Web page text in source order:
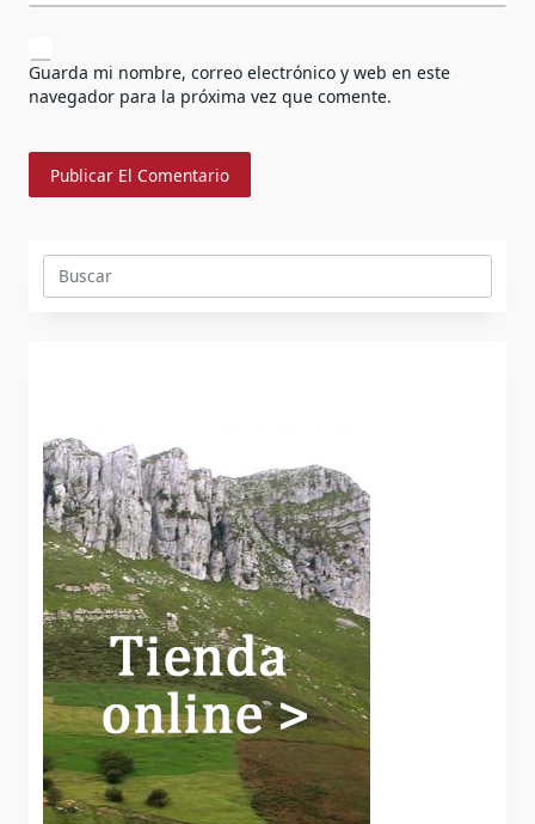
Guarda mi nombre, correo electrónico y web en este
navegador para la próxima vez que comente.
Buscar: